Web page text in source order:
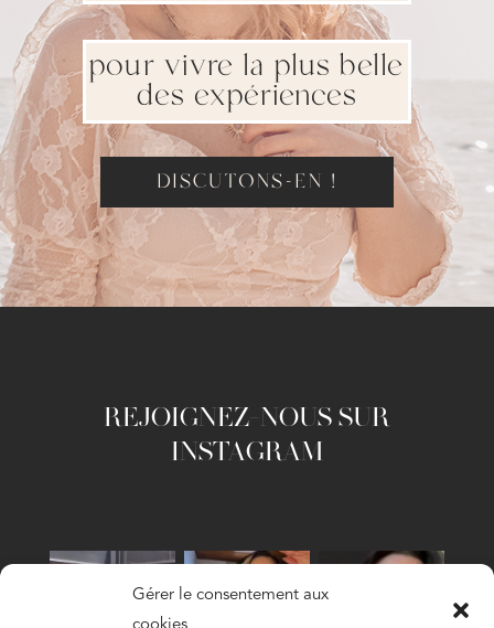
Gérer le consentement aux
pour vivre la plus belle
des expériences
DISCUTONS-EN !
REJOIGNEZ-NOUS SUR
INSTAGRAM